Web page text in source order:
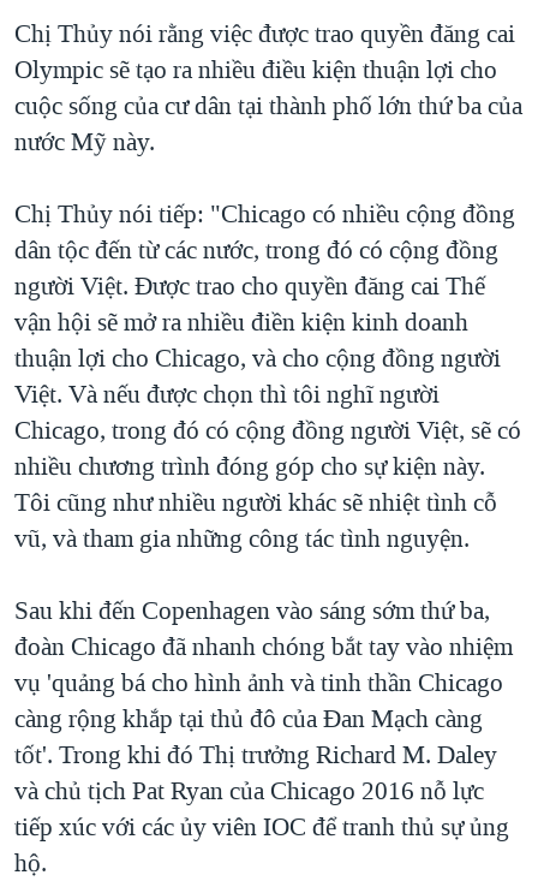
Chị Thủy nói rằng việc được trao quyền đăng cai
Olympic sẽ tạo ra nhiều điều kiện thuận lợi cho
cuộc sống của cư dân tại thành phố lớn thứ ba của
nước Mỹ này.
Chị Thủy nói tiếp: "Chicago có nhiều cộng đồng
dân tộc đến từ các nước, trong đó có cộng đồng
người Việt. Được trao cho quyền đăng cai Thế
vận hội sẽ mở ra nhiều điền kiện kinh doanh
thuận lợi cho Chicago, và cho cộng đồng người
Việt. Và nếu được chọn thì tôi nghĩ người
Chicago, trong đó có cộng đồng người Việt, sẽ có
nhiều chương trình đóng góp cho sự kiện này.
Tôi cũng như nhiều người khác sẽ nhiệt tình cỗ
vũ, và tham gia những công tác tình nguyện.
Sau khi đến Copenhagen vào sáng sớm thứ ba,
đoàn Chicago đã nhanh chóng bắt tay vào nhiệm
vụ 'quảng bá cho hình ảnh và tinh thần Chicago
càng rộng khắp tại thủ đô của Đan Mạch càng
tốt'. Trong khi đó Thị trưởng Richard M. Daley
và chủ tịch Pat Ryan của Chicago 2016 nỗ lực
tiếp xúc với các ủy viên IOC để tranh thủ sự ủng
hộ.